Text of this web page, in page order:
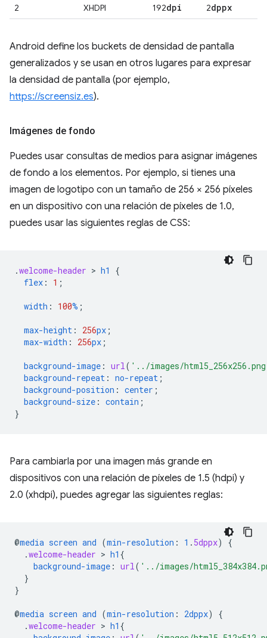
2 XHDPI 192dpi 2dppx
Android define los buckets de densidad de pantalla
generalizados y se usan en otros lugares para expresar
la densidad de pantalla (por ejemplo,
https://screensiz.es).
Imágenes de fondo
Puedes usar consultas de medios para asignar imágenes
de fondo a los elementos. Por ejemplo, si tienes una
imagen de logotipo con un tamaño de 256 × 256 píxeles
en un dispositivo con una relación de píxeles de 1.0,
puedes usar las siguientes reglas de CSS:
.welcome-header > h1
{
flex : 1 ;
width : 100% ;
max-height : 256px ;
max-width : 256px ;
background-image : url( '../images/
background-repeat : no-repeat ;
background-position : center ;
background-size : contain ;
}
Para cambiarla por una imagen más grande en
dispositivos con una relación de píxeles de 1.5 (hdpi) y
2.0 (xhdpi), puedes agregar las siguientes reglas:
@media screen and (min-resolution : 1 . 5dppx)
{
.welcome-header > h1 {
background-image : url( '../images/
}
}
@media screen and (min-resolution : 2dppx)
{
.welcome-header > h1 {